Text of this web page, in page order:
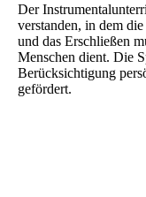
Der
verstanden, in dem
und das Erschließen
Menschen dient. Die
Berücksichtigung
gefördert.